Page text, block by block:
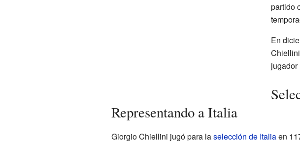
partido
En
jugador
Representando a Italia
Giorgio Chiellini jugó para laselección de Italiaen